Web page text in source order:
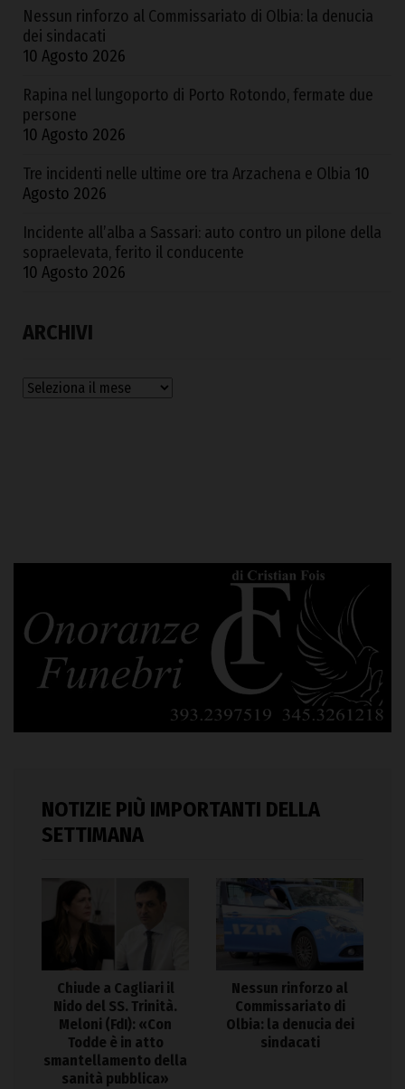
Nessun rinforzo al Commissariato di Olbia: la denucia
dei sindacati
10 Agosto 2026
Rapina nel lungoporto di Porto Rotondo, fermate due
persone
10 Agosto 2026
Tre incidenti nelle ultime ore tra Arzachena e Olbia 10
Agosto 2026
Incidente all’alba a Sassari: auto contro un pilone della
sopraelevata, ferito il conducente
10 Agosto 2026
ARCHIVI
Archivi
NOTIZIE PIÙ IMPORTANTI DELLA
SETTIMANA
Chiude a Cagliari il
Nido del SS. Trinità.
Meloni (FdI): «Con
Todde è in atto
smantellamento della
sanità pubblica»
Nessun rinforzo al
Commissariato di
Olbia: la denucia dei
sindacati